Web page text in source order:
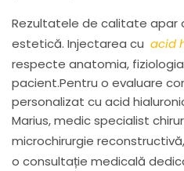
Rezultatele de calitate apar
estetică. Injectarea cu acid
respecte anatomia,
pacient.Pentru o evaluare
personalizat cu acid
Marius, medic specialist
microchirurgie reconstructivă,
o consultație medicală